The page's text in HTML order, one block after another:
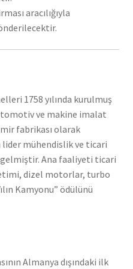
aracılığıyla
1758 yılında kurulmuş
ve makine imalat
fabrikası olarak
lider mühendislik ve ticari
Ana faaliyeti ticari
dizel motorlar, turbo
Kamyonu” ödülünü
Almanya dışındaki ilk